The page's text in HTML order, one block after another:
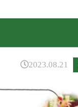
2023.08.21